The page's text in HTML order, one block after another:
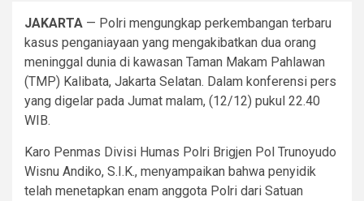
JAKARTA — Polri mengungkap perkembangan terbaru
kasus penganiayaan yang mengakibatkan dua orang
meninggal dunia di kawasan Taman Makam Pahlawan
(TMP) Kalibata, Jakarta Selatan. Dalam konferensi pers
yang digelar pada Jumat malam, (12/12) pukul 22.40
WIB.
Karo Penmas Divisi Humas Polri Brigjen Pol Trunoyudo
Wisnu Andiko, S.I.K., menyampaikan bahwa penyidik
telah menetapkan enam anggota Polri dari Satuan